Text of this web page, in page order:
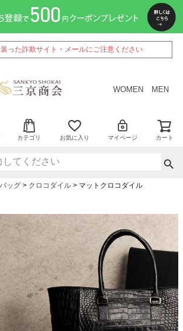
った詐欺サイト・メールにご注意ください
WOMEN MEN
カテゴリ お気に入り マイページ カート
ッグ クロコダイル マットクロコダイル